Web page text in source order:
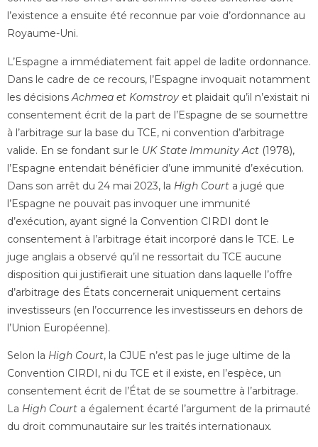
l’existence a ensuite été reconnue par voie d’ordonnance au
Royaume-Uni.
L’Espagne a immédiatement fait appel de ladite ordonnance.
Dans le cadre de ce recours, l’Espagne invoquait notamment
les décisions Achmea et Komstroy et plaidait qu’il n’existait ni
consentement écrit de la part de l’Espagne de se soumettre
à l’arbitrage sur la base du TCE, ni convention d’arbitrage
valide. En se fondant sur le UK State Immunity Act (1978),
l’Espagne entendait bénéficier d’une immunité d’exécution.
Dans son arrêt du 24 mai 2023, la High Court a jugé que
l’Espagne ne pouvait pas invoquer une immunité
d’exécution, ayant signé la Convention CIRDI dont le
consentement à l’arbitrage était incorporé dans le TCE. Le
juge anglais a observé qu’il ne ressortait du TCE aucune
disposition qui justifierait une situation dans laquelle l’offre
d’arbitrage des États concernerait uniquement certains
investisseurs (en l’occurrence les investisseurs en dehors de
l’Union Européenne).
Selon la High Court, la CJUE n’est pas le juge ultime de la
Convention CIRDI, ni du TCE et il existe, en l’espèce, un
consentement écrit de l’État de se soumettre à l’arbitrage.
La High Court a également écarté l’argument de la primauté
du droit communautaire sur les traités internationaux.